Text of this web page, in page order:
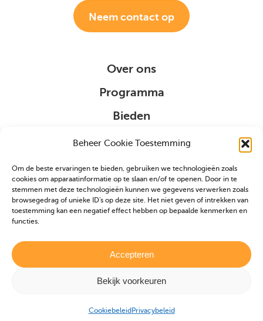
Beheer Cookie Toestemming
Om de beste ervaringen te bieden, gebruiken we technologieën zoals
cookies om apparaatinformatie op te slaan en/of te openen. Door in te
stemmen met deze technologieën kunnen we gegevens verwerken zoals
browsegedrag of unieke ID's op deze site. Het niet geven of intrekken van
toestemming kan een negatief effect hebben op bepaalde kenmerken en
functies.
Accepteren
Bekijk voorkeuren
Cookiebeleid Privacybeleid
Neem contact op
Over ons
Programma
Bieden
Organisatie
Sponsoring
VIP
Veulen aanmelden